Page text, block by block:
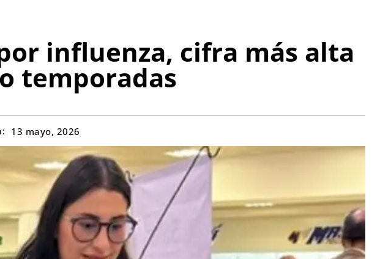
influenza, cifra más alta
temporadas
13 mayo, 2026